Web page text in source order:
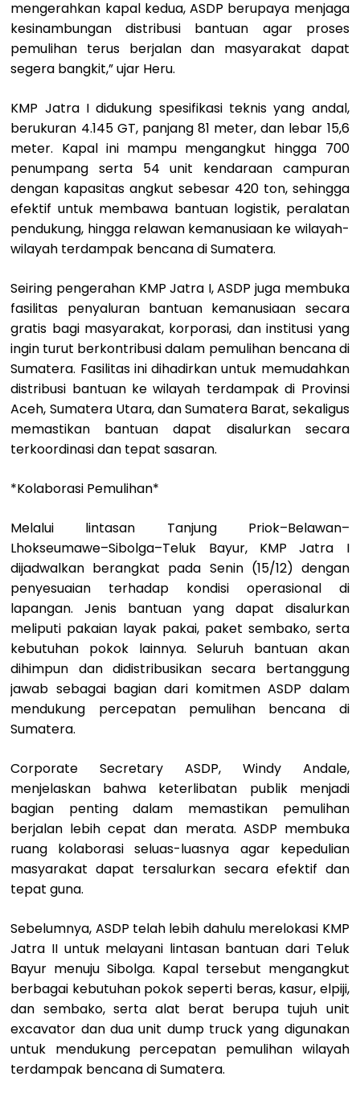
mengerahkan kapal kedua, ASDP berupaya menjaga
kesinambungan distribusi bantuan agar proses
pemulihan terus berjalan dan masyarakat dapat
segera bangkit,” ujar Heru.
KMP Jatra I didukung spesifikasi teknis yang andal,
berukuran 4.145 GT, panjang 81 meter, dan lebar 15,6
meter. Kapal ini mampu mengangkut hingga 700
penumpang serta 54 unit kendaraan campuran
dengan kapasitas angkut sebesar 420 ton, sehingga
efektif untuk membawa bantuan logistik, peralatan
pendukung, hingga relawan kemanusiaan ke wilayah-
wilayah terdampak bencana di Sumatera.
Seiring pengerahan KMP Jatra I, ASDP juga membuka
fasilitas penyaluran bantuan kemanusiaan secara
gratis bagi masyarakat, korporasi, dan institusi yang
ingin turut berkontribusi dalam pemulihan bencana di
Sumatera. Fasilitas ini dihadirkan untuk memudahkan
distribusi bantuan ke wilayah terdampak di Provinsi
Aceh, Sumatera Utara, dan Sumatera Barat, sekaligus
memastikan bantuan dapat disalurkan secara
terkoordinasi dan tepat sasaran.
*Kolaborasi Pemulihan*
Melalui lintasan Tanjung Priok–Belawan–
Lhokseumawe–Sibolga–Teluk Bayur, KMP Jatra I
dijadwalkan berangkat pada Senin (15/12) dengan
penyesuaian terhadap kondisi operasional di
lapangan. Jenis bantuan yang dapat disalurkan
meliputi pakaian layak pakai, paket sembako, serta
kebutuhan pokok lainnya. Seluruh bantuan akan
dihimpun dan didistribusikan secara bertanggung
jawab sebagai bagian dari komitmen ASDP dalam
mendukung percepatan pemulihan bencana di
Sumatera.
Corporate Secretary ASDP, Windy Andale,
menjelaskan bahwa keterlibatan publik menjadi
bagian penting dalam memastikan pemulihan
berjalan lebih cepat dan merata. ASDP membuka
ruang kolaborasi seluas-luasnya agar kepedulian
masyarakat dapat tersalurkan secara efektif dan
tepat guna.
Sebelumnya, ASDP telah lebih dahulu merelokasi KMP
Jatra II untuk melayani lintasan bantuan dari Teluk
Bayur menuju Sibolga. Kapal tersebut mengangkut
berbagai kebutuhan pokok seperti beras, kasur, elpiji,
dan sembako, serta alat berat berupa tujuh unit
excavator dan dua unit dump truck yang digunakan
untuk mendukung percepatan pemulihan wilayah
terdampak bencana di Sumatera.